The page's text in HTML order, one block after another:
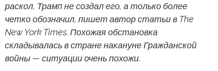
раскол, Трамп не создал его, а только более
четко обозначил, пишет автор статьи в The
New York Times. Похожая обстановка
складывалась в стране накануне Гражданской
войны — ситуации очень похожи.